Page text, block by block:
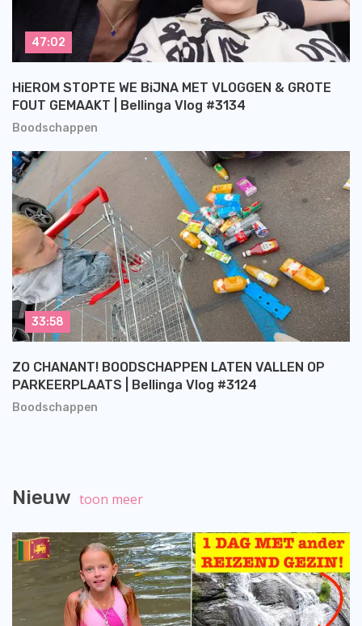
Boodschappen
HiEROM STOPTE WE BiJNA MET VLOGGEN & GROTE
FOUT GEMAAKT | Bellinga Vlog #3134
47:02
Boodschappen
ZO CHANANT! BOODSCHAPPEN LATEN VALLEN OP
PARKEERPLAATS | Bellinga Vlog #3124
33:58
Nieuw toon meer